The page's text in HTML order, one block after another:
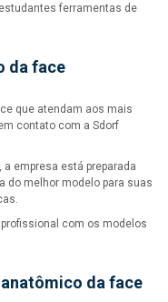
ferramentas de
da face
que atendam aos mais
contato com a Sdorf
empresa está preparada
do melhor modelo para suas
com os modelos
da face